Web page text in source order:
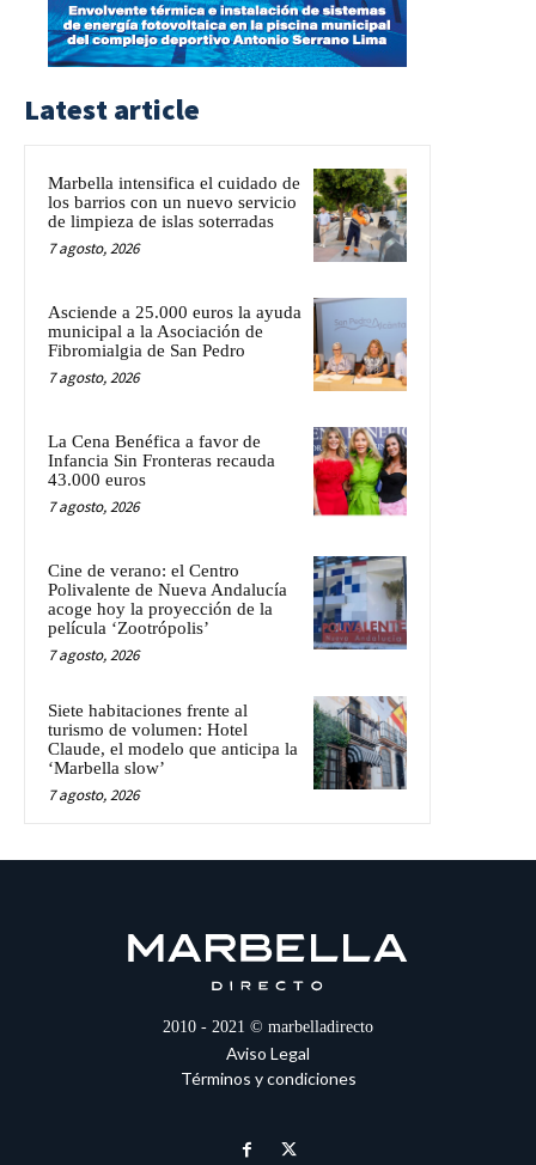
Latest article
Marbella intensifica el cuidado de
los barrios con un nuevo servicio
de limpieza de islas soterradas
7 agosto, 2026
Asciende a 25.000 euros la ayuda
municipal a la Asociación de
Fibromialgia de San Pedro
7 agosto, 2026
La Cena Benéfica a favor de
Infancia Sin Fronteras recauda
43.000 euros
7 agosto, 2026
Cine de verano: el Centro
Polivalente de Nueva Andalucía
acoge hoy la proyección de la
película ‘Zootrópolis’
7 agosto, 2026
Siete habitaciones frente al
turismo de volumen: Hotel
Claude, el modelo que anticipa la
‘Marbella slow’
7 agosto, 2026
2010 - 2021 © marbelladirecto
Aviso Legal
Términos y condiciones